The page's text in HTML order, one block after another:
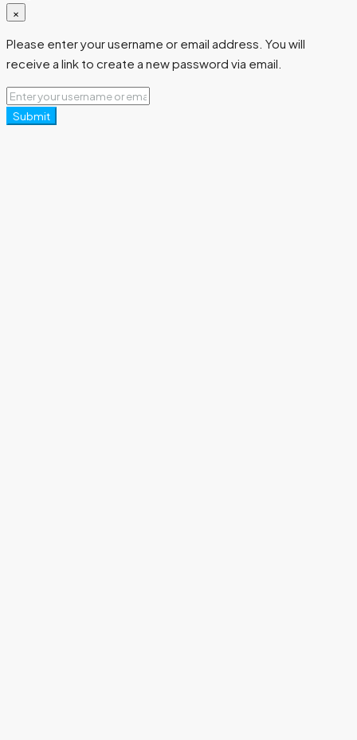
×
Please enter your username or email address. You will
receive a link to create a new password via email.
Submit